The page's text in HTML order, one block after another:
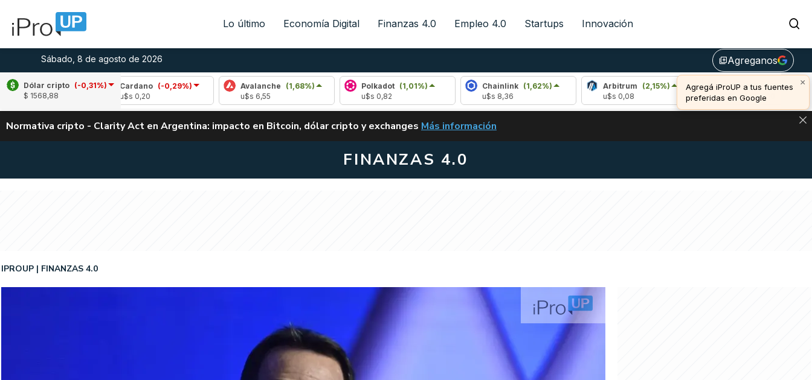
Lo último Economía Digital Finanzas 4.0 Empleo 4.0 Startups Innovación
Sábado, 8 de agosto de 2026 library_addAgreganos
×
Agregá iProUP a tus fuentes
preferidas en Google
Dólar cripto (-0,31%)
$ 1568,88
Cardano
(-0,29%)
Avalanche (1,68%)
Polkadot
(1,01%)
Chainlink (1,62%)
Arbitrum
(2,15%)
Bitcoin
(0,15%)
u$s 65.058,00
Normativa cripto - Clarity Act en Argentina: impacto en Bitcoin, dólar cripto y exchanges CLARITY ACT EN ARGENTINA: IMPACTO EN BITCOIN, DÓLAR CRIPTO Y EXCHANGES
Más información
FINANZAS 4.0
IPROUP FINANZAS 4.0